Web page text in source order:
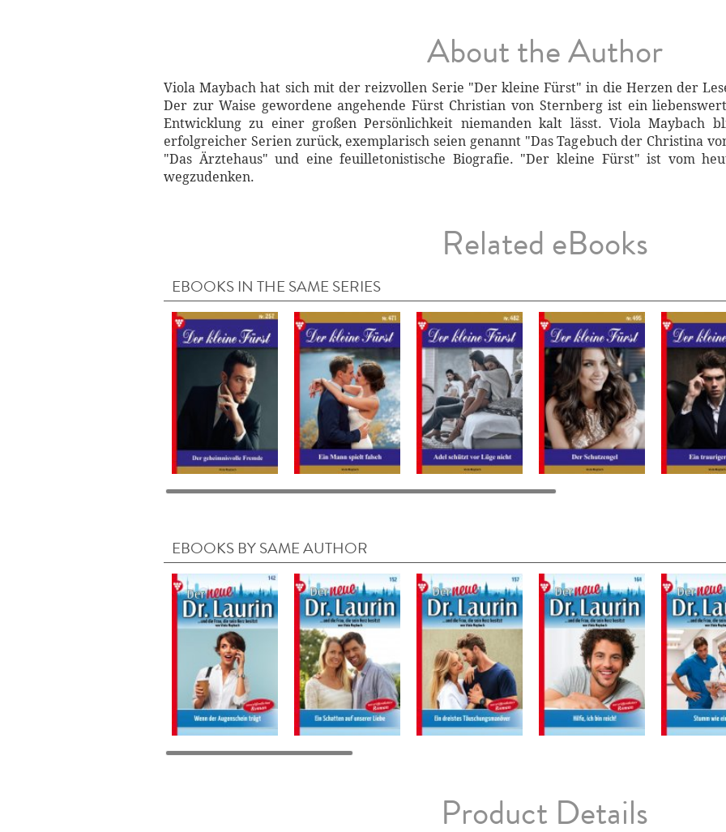
About the Author
Viola Maybach hat sich mit der reizvollen Serie "Der kleine Fürst" in die Herzen der
Der zur Waise gewordene angehende Fürst Christian von Sternberg ist ein
Entwicklung zu einer großen Persönlichkeit niemanden kalt lässt. Viola Maybach
erfolgreicher Serien zurück, exemplarisch seien genannt "Das Tagebuch der Christina
"Das Ärztehaus" und eine feuilletonistische Biografie. "Der kleine Fürst" ist vom
wegzudenken.
Related eBooks
EBOOKS IN THE SAME SERIES
EBOOKS BY SAME AUTHOR
Product Details